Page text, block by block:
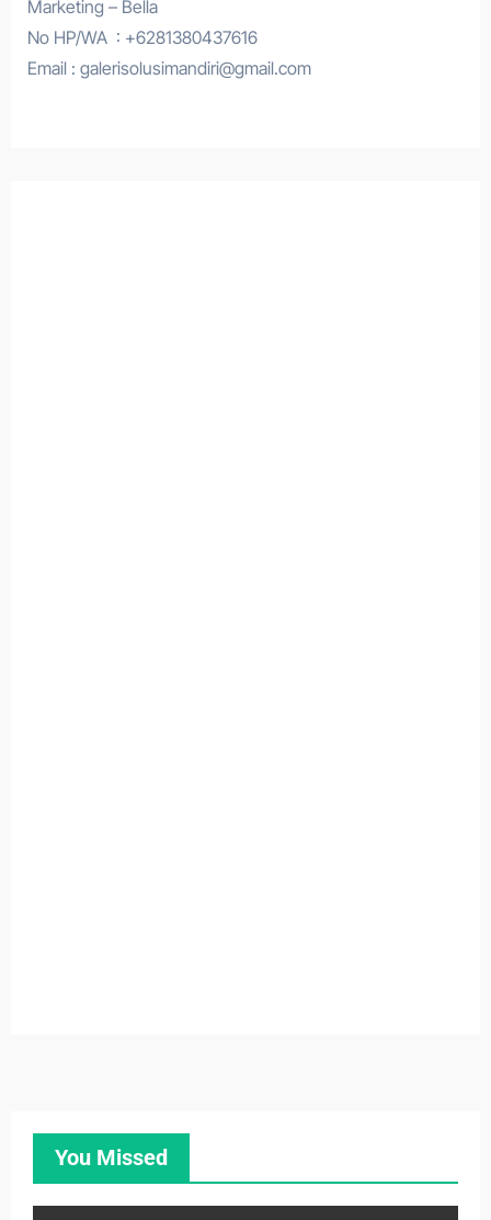
Marketing – Bella
No HP/WA : +6281380437616
Email : galerisolusimandiri@gmail.com
You Missed